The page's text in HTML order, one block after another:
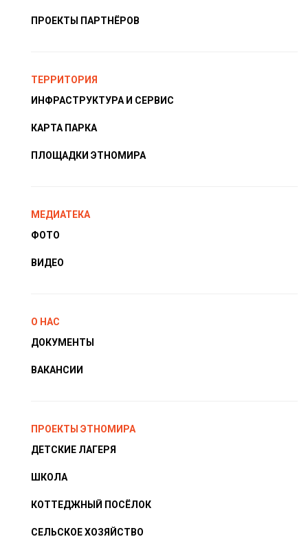
ПРОЕКТЫ ПАРТНЁРОВ
ТЕРРИТОРИЯ
ИНФРАСТРУКТУРА И СЕРВИС
КАРТА ПАРКА
ПЛОЩАДКИ ЭТНОМИРА
МЕДИАТЕКА
ФОТО
ВИДЕО
О НАС
ДОКУМЕНТЫ
ВАКАНСИИ
ПРОЕКТЫ ЭТНОМИРА
ДЕТСКИЕ ЛАГЕРЯ
ШКОЛА
КОТТЕДЖНЫЙ ПОСЁЛОК
СЕЛЬСКОЕ ХОЗЯЙСТВО